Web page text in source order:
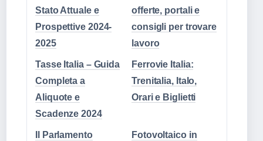
Stato Attuale e
Prospettive 2024-
2025
offerte, portali e
consigli per trovare
lavoro
Tasse Italia – Guida
Completa a
Aliquote e
Scadenze 2024
Ferrovie Italia:
Trenitalia, Italo,
Orari e Biglietti
Il Parlamento
Fotovoltaico in